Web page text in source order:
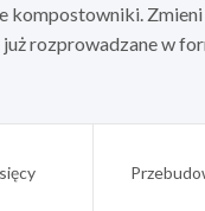
kompostowniki.
rozprowadzane w